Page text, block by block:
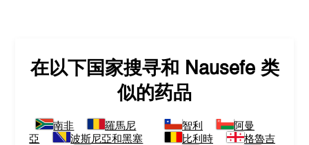
在以下国家搜寻和 Nausefe类
似的药品
南非
羅馬尼
亞
波斯尼亞和黑塞
智利
阿曼
比利時
格魯吉